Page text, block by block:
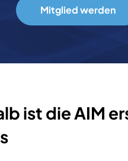
Mitglied werden
ist die AIM